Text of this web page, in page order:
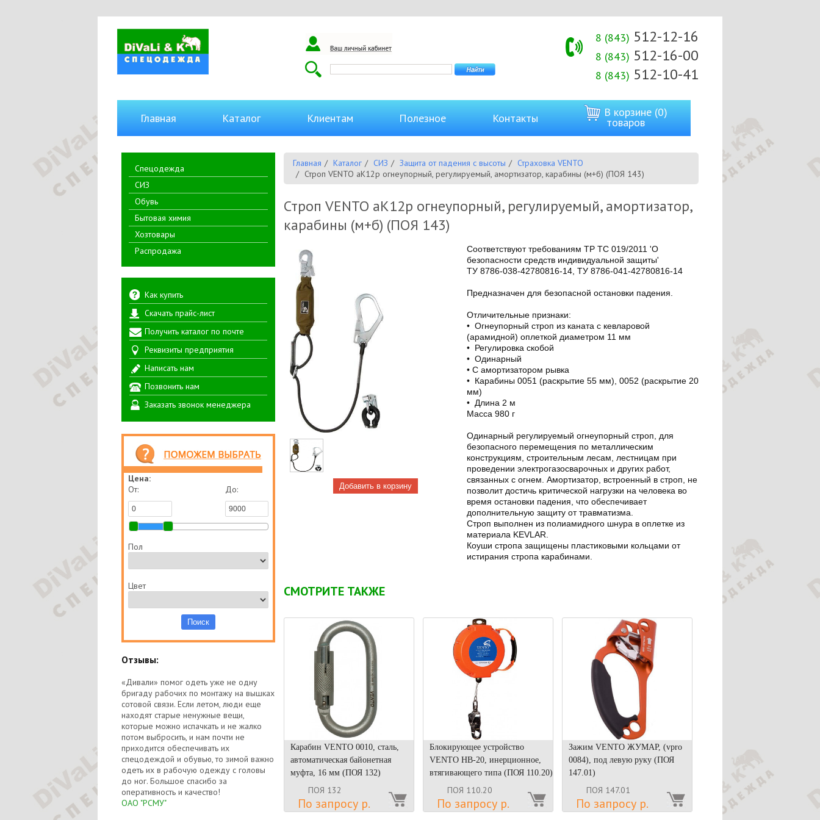
8 (843) 512-12-16
8 (843) 512-16-00
8 (843) 512-10-41
Главная Каталог Клиентам Полезное Контакты В корзине (0)
товаров
Спецодежда
СИЗ
Обувь
Бытовая химия
Хозтовары
Распродажа
Как купить
Скачать прайс-лист
Получить каталог по почте
Реквизиты предприятия
Написать нам
Позвонить нам
Заказать звонок менеджера
Цена:
От:
До:
Пол
Цвет
Отзывы:
«Дивали» помог одеть уже не одну
бригаду рабочих по монтажу на вышках
сотовой связи. Если летом, люди еще
находят старые ненужные вещи,
которые можно испачкать и не жалко
потом выбросить, и нам почти не
приходится обеспечивать их
спецодеждой и обувью, то зимой важно
одеть их в рабочую одежду с головы
до ног. Большое спасибо за
оперативность и качество!
ОАО "РСМУ"
Главная Каталог СИЗ Защита от падения с высоты
Страховка VENTO
Строп VENTO аК12р огнеупорный, регулируемый, амортизатор, карабины (м+б) (ПОЯ 143)
Строп VENTO аК12р огнеупорный, регулируемый, амортизатор,
карабины (м+б) (ПОЯ 143)
Соответствуют требованиям ТР ТС 019/2011 'О
безопасности средств индивидуальной защиты'
ТУ 8786-038-42780816-14, ТУ 8786-041-42780816-14
Предназначен для безопасной остановки падения.
Отличительные признаки:
• Огнеупорный строп из каната с кевларовой
(арамидной) оплеткой диаметром 11 мм
• Регулировка скобой
• Одинарный
• С амортизатором рывка
• Карабины 0051 (раскрытие 55 мм), 0052 (раскрытие 20
мм)
• Длина 2 м
Масса 980 г
Одинарный регулируемый огнеупорный строп, для
безопасного перемещения по металлическим
конструкциям, строительным лесам, лестницам при
проведении электрогазосварочных и других работ,
связанных с огнем. Амортизатор, встроенный в строп, не
позволит достичь критической нагрузки на человека во
время остановки падения, что обеспечивает
дополнительную защиту от травматизма.
Строп выполнен из полиамидного шнура в оплетке из
материала KEVLAR.
Коуши стропа защищены пластиковыми кольцами от
истирания стропа карабинами.
СМОТРИТЕ ТАКЖЕ
Карабин VENTO 0010, сталь,
автоматическая байонетная
муфта, 16 мм (ПОЯ 132)
ПОЯ 132
По запросу р.
Блокирующее устройство
VENTO НВ-20, инерционное,
втягивающего типа (ПОЯ 110.20)
ПОЯ 110.20
По запросу р.
Зажим VENTO ЖУМАР, (vpro
0084), под левую руку (ПОЯ
147.01)
ПОЯ 147.01
По запросу р.